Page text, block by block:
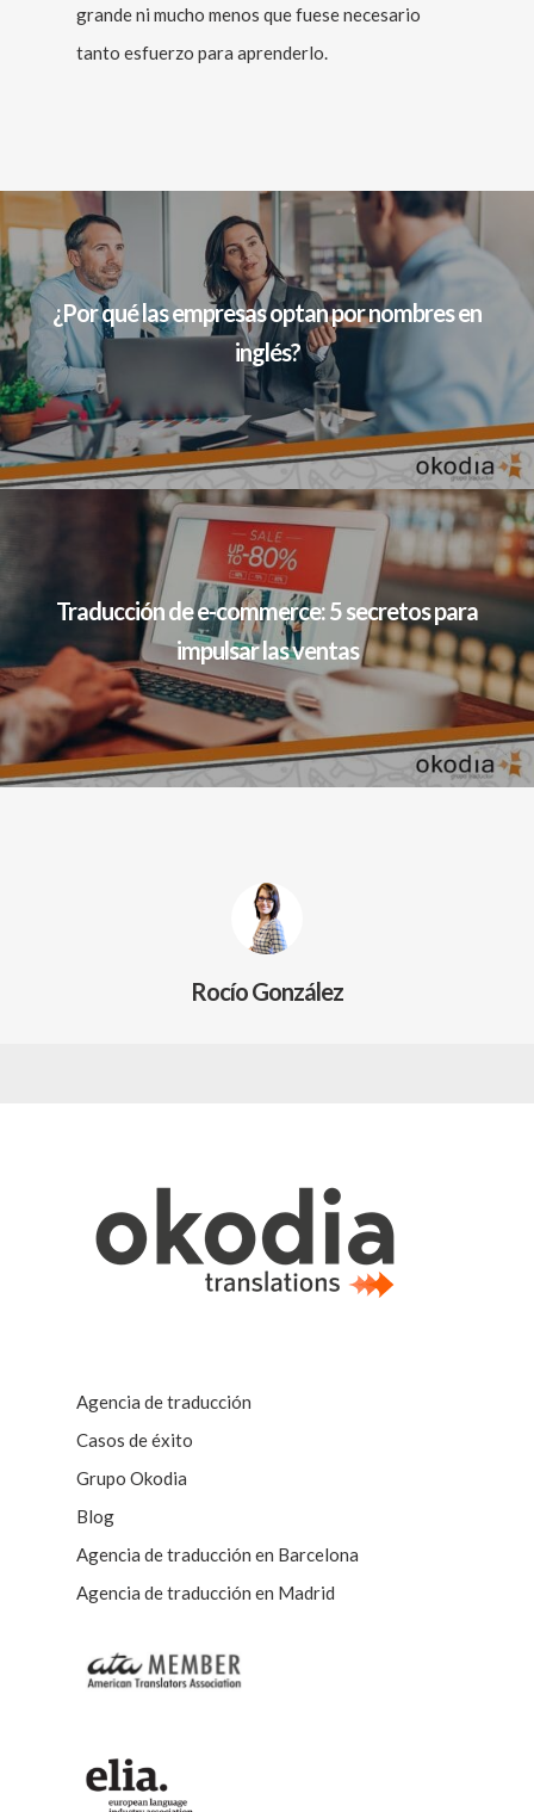
grande ni mucho menos que fuese necesario
tanto esfuerzo para aprenderlo.
¿Por qué las empresas optan por nombres en
inglés?
Traducción de e-commerce: 5 secretos para
impulsar las ventas
Rocío González
Agencia de traducción
Casos de éxito
Grupo Okodia
Blog
Agencia de traducción en Barcelona
Agencia de traducción en Madrid